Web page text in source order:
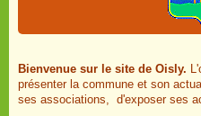
Bienvenue sur le site de Oisly.
présenter la commune et son
ses associations, d'exposer ses